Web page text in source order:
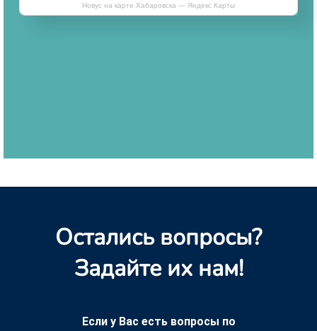
Новус на карте Хабаровска — Яндекс Карты
Остались вопросы?
Задайте их нам!
Если у Вас есть вопросы по